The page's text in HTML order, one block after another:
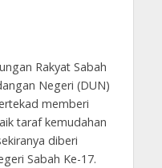
Rakyat Sabah
Negeri (DUN)
memberi
taraf kemudahan
diberi
Sabah Ke-17.